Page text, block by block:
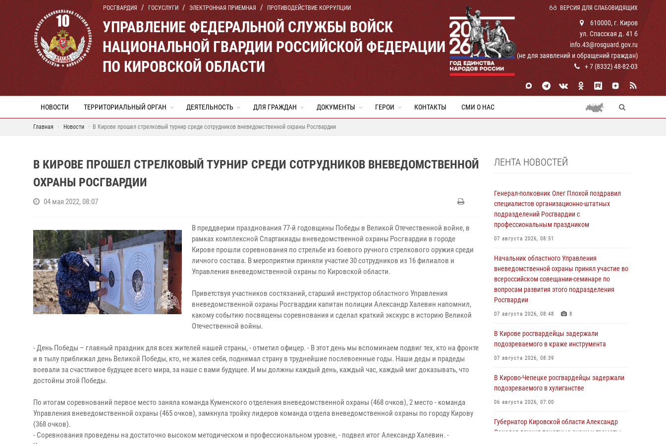
РОСГВАРДИЯ ГОСУСЛУГИ ЭЛЕКТРОННАЯ ПРИЕМНАЯ ПРОТИВОДЕЙСТВИЕ КОРРУПЦИИ ВЕРСИЯ ДЛЯ СЛАБОВИДЯЩИХ
УПРАВЛЕНИЕ ФЕДЕРАЛЬНОЙ СЛУЖБЫ ВОЙСК
НАЦИОНАЛЬНОЙ ГВАРДИИ РОССИЙСКОЙ ФЕДЕРАЦИИ
ПО КИРОВСКОЙ ОБЛАСТИ
610000, г. Киров
ул. Спасская д. 41 б
info.43@rosguard.gov.ru
(не для заявлений и обращений граждан)
+ 7 (8332) 48-82-03
НОВОСТИ ТЕРРИТОРИАЛЬНЫЙ ОРГАН ДЕЯТЕЛЬНОСТЬ ДЛЯ ГРАЖДАН ДОКУМЕНТЫ ГЕРОИ КОНТАКТЫ СМИ О НАС
Главная Новости В Кирове прошел стрелковый турнир среди сотрудников вневедомственной охраны Росгвардии
В КИРОВЕ ПРОШЕЛ СТРЕЛКОВЫЙ ТУРНИР СРЕДИ СОТРУДНИКОВ ВНЕВЕДОМСТВЕННОЙ
ОХРАНЫ РОСГВАРДИИ
04 мая 2022, 08:07
В преддверии празднования 77-й годовщины Победы в Великой Отечественной войне, в
рамках комплексной Спартакиады вневедомственной охраны Росгвардии в городе
Кирове прошли соревнования по стрельбе из боевого ручного стрелкового оружия среди
личного состава. В мероприятии приняли участие 30 сотрудников из 16 филиалов и
Управления вневедомственной охраны по Кировской области.
Приветствуя участников состязаний, старший инструктор областного Управления
вневедомственной охраны Росгвардии капитан полиции Александр Халевин напомнил,
какому событию посвящены соревнования и сделал краткий экскурс в историю Великой
Отечественной войны.
- День Победы – главный праздник для всех жителей нашей страны, - отметил офицер. - В этот день мы вспоминаем подвиг тех, кто на фронте
и в тылу приближал день Великой Победы, кто, не жалея себя, поднимал страну в труднейшие послевоенные годы. Наши деды и прадеды
воевали за счастливое будущее всего мира, за наше с вами будущее. И мы должны каждый день, каждый час, каждый миг доказывать, что
достойны этой Победы.
По итогам соревнований первое место заняла команда Куменского отделения вневедомственной охраны (468 очков), 2 место - команда
Управления вневедомственной охраны (465 очков), замкнула тройку лидеров команда отдела вневедомственной охраны по городу Кирову
(368 очков).
- Соревнования проведены на достаточно высоком методическом и профессиональном уровне, - подвел итог Александр Халевин. -
ЛЕНТА НОВОСТЕЙ
Генерал-полковник Олег Плохой поздравил
специалистов организационно-штатных
подразделений Росгвардии с
профессиональным праздником
07 августа 2026, 08:51
Начальник областного Управления
вневедомственной охраны принял участие во
всероссийском совещании-семинаре по
вопросам развития этого подразделения
Росгвардии
07 августа 2026, 08:48 8
В Кирове росгвардейцы задержали
подозреваемого в краже инструмента
07 августа 2026, 08:39
В Кирово-Чепецке росгвардейцы задержали
подозреваемого в хулиганстве
06 августа 2026, 07:00
Губернатор Кировской области Александр
Соколов вручил почетные знаки и грамоты